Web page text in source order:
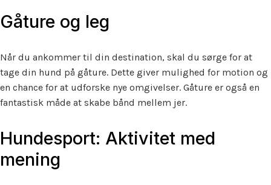
Gåture og leg
Når du ankommer til din destination, skal du sørge for at
tage din hund på gåture. Dette giver mulighed for motion og
en chance for at udforske nye omgivelser. Gåture er også en
fantastisk måde at skabe bånd mellem jer.
Hundesport: Aktivitet med
mening